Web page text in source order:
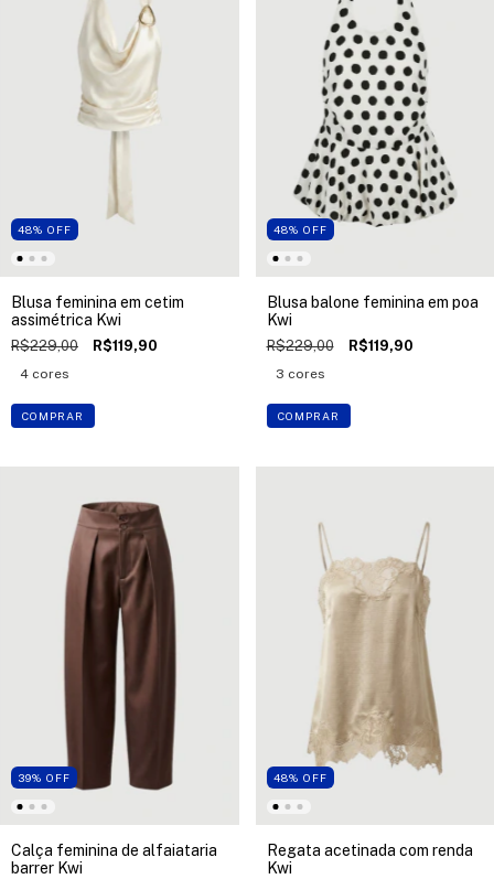
48% OFF
Blusa feminina em cetim
assimétrica Kwi
R$229,00 R$119,90
4 cores
COMPRAR
48% OFF
Blusa balone feminina em poa
Kwi
R$229,00 R$119,90
3 cores
COMPRAR
39% OFF
Calça feminina de alfaiataria
barrer Kwi
48% OFF
Regata acetinada com renda
Kwi